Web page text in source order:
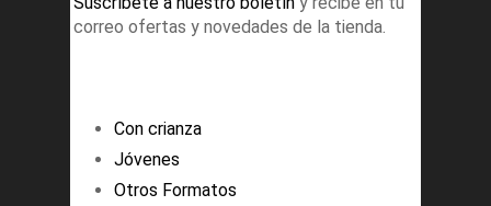
correo ofertas y novedades de la tienda.
Con crianza
Jóvenes
Otros Formatos